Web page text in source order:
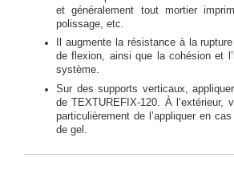
et généralement tout mortier
polissage, etc.
Il augmente la résistance à la
de flexion, ainsi que la cohésion et
système.
Sur des supports verticaux,
de TEXTUREFIX-120. À l’extérieur,
particulièrement de l’appliquer en
de gel.